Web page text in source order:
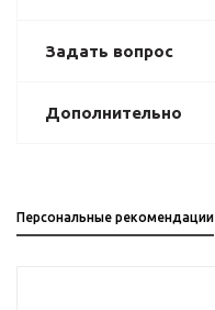
Задать вопрос
Дополнительно
Персональные рекомендации